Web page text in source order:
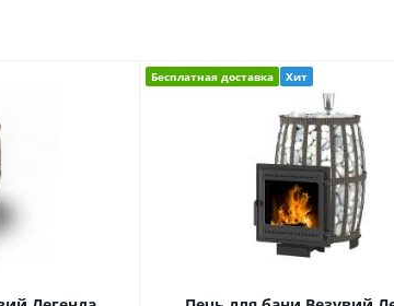
Бесплатная доставка Хит